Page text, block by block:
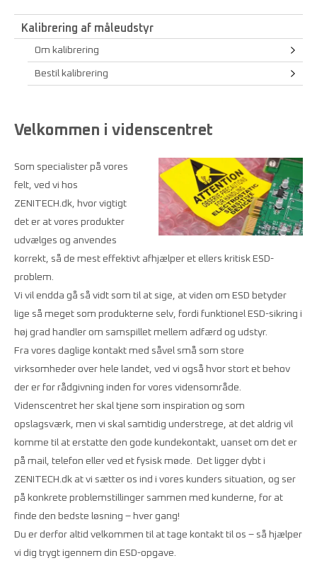
Kalibrering af måleudstyr
Om kalibrering
Bestil kalibrering
Velkommen i videnscentret
Som specialister på vores
felt, ved vi hos
ZENITECH.dk, hvor vigtigt
det er at vores produkter
udvælges og anvendes
korrekt, så de mest effektivt afhjælper et ellers kritisk ESD-
problem.
Vi vil endda gå så vidt som til at sige, at viden om ESD betyder
lige så meget som produkterne selv, fordi funktionel ESD-sikring i
høj grad handler om samspillet mellem adfærd og udstyr.
Fra vores daglige kontakt med såvel små som store
virksomheder over hele landet, ved vi også hvor stort et behov
der er for rådgivning inden for vores vidensområde.
Videnscentret her skal tjene som inspiration og som
opslagsværk, men vi skal samtidig understrege, at det aldrig vil
komme til at erstatte den gode kundekontakt, uanset om det er
på mail, telefon eller ved et fysisk møde. Det ligger dybt i
ZENITECH.dk at vi sætter os ind i vores kunders situation, og ser
på konkrete problemstillinger sammen med kunderne, for at
finde den bedste løsning – hver gang!
Du er derfor altid velkommen til at tage kontakt til os – så hjælper
vi dig trygt igennem din ESD-opgave.